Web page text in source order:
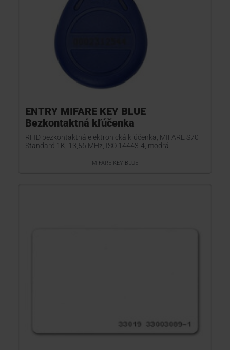
ENTRY MIFARE KEY BLUE
Bezkontaktná kľúčenka
RFID bezkontaktná elektronická kľúčenka, MIFARE S70
Standard 1K, 13,56 MHz, ISO 14443-4, modrá
MIFARE KEY BLUE